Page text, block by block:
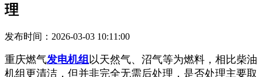
理
发布时间：2026-03-03 10:11:00
重庆燃气发电机组 以天然气、沼气等为燃料，相比柴油
机组更清洁，但并非完全无需后处理，是否处理主要取